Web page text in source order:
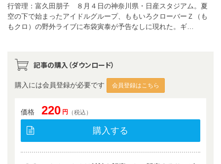
行管理：富久田朋子 ８月４日の神奈川県・日産スタジアム。夏
空の下で始まったアイドルグループ、ももいろクローバーＺ（も
もクロ）の野外ライブに布袋寅泰が予告なしに現れた。ギ…
記事の購入（ダウンロード）
購入には会員登録が必要です 会員登録はこちら
価格 220 円 （税込）
購入する